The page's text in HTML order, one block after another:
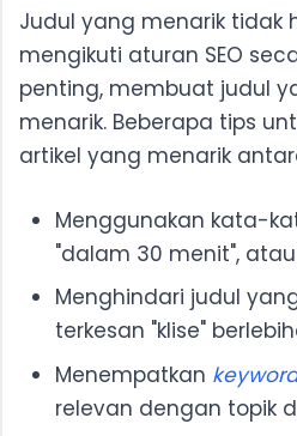
Judul yang menarik tidak
mengikuti aturan SEO
penting, membuat judul
menarik. Beberapa tips
artikel yang menarik
Menggunakan kata-
"dalam 30 menit",
Menghindari judul
terkesan "klise"
Menempatkan keyword
relevan dengan topik